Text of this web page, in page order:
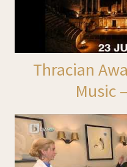
Thracian
Music